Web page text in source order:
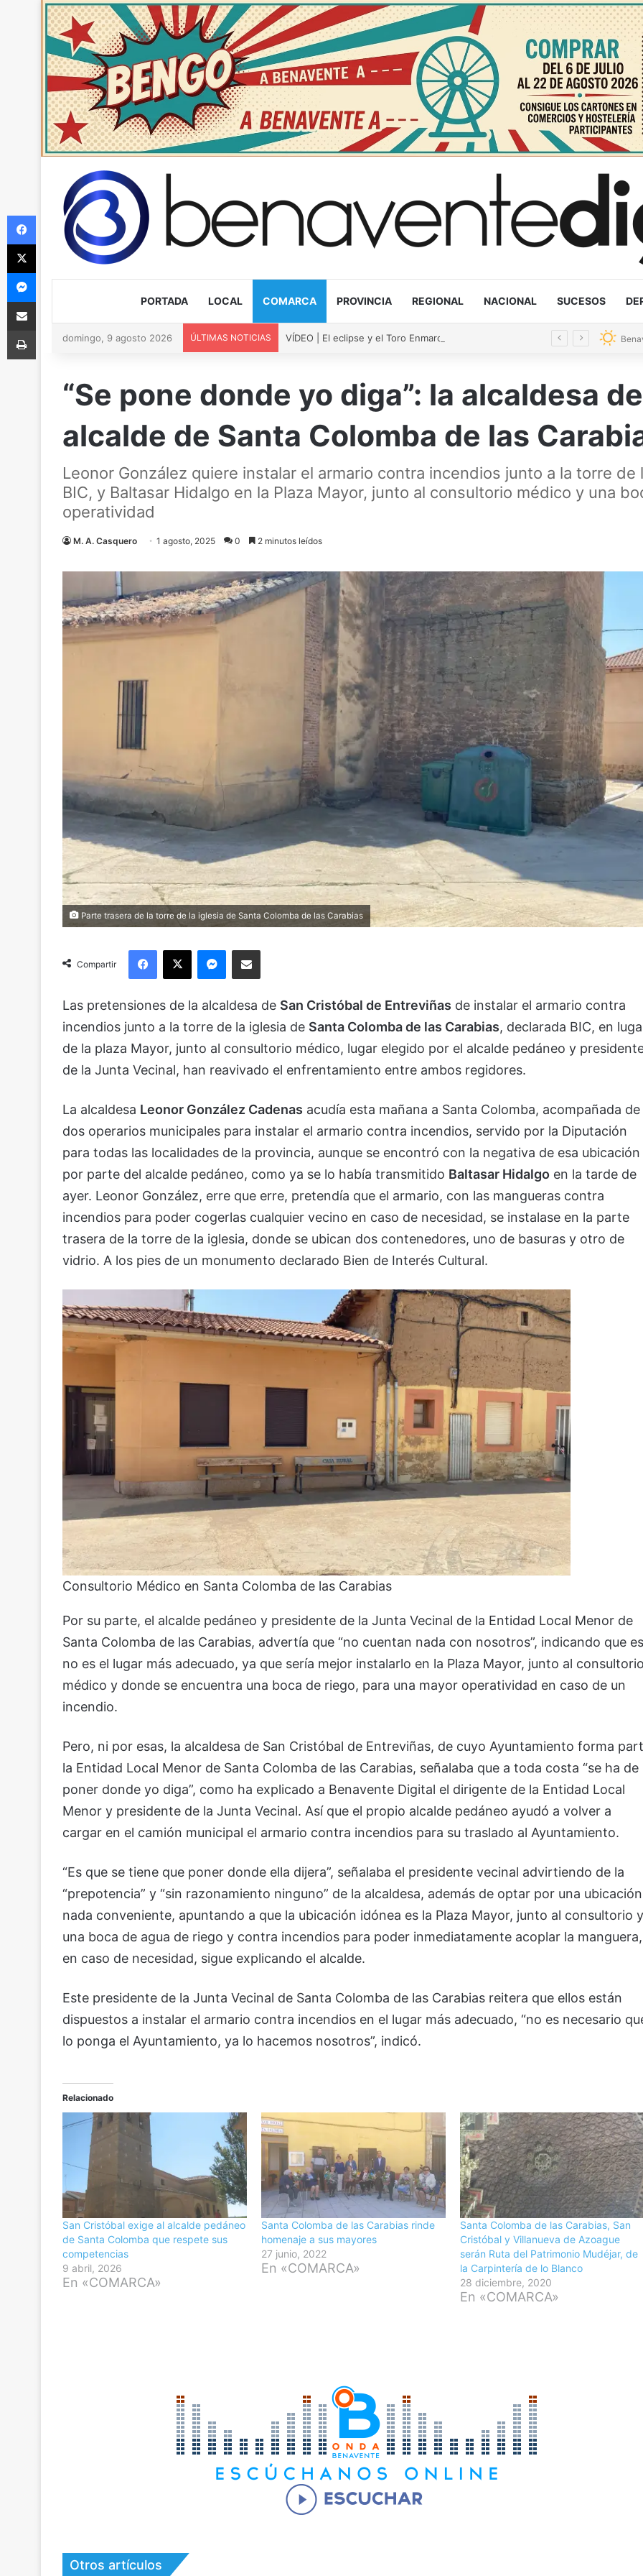
PORTADA LOCAL COMARCA PROVINCIA REGIONAL NACIONAL SUCESOS
domingo, 9 agosto 2026 ÚLTIMAS NOTICIAS
“Se pone donde yo diga”: la alcaldesa
alcalde de Santa Colomba de las
Leonor González quiere instalar el armario contra incendios junto a la torre
BIC, y Baltasar Hidalgo en la Plaza Mayor, junto al consultorio médico y una
operatividad
M. A. Casquero 1 agosto, 2025 0 2 minutos leídos
Parte trasera de la torre de la iglesia de Santa Colomba de las Carabias
Compartir
Facebook
X Messenger
Compartir via Email
Las pretensiones de la alcaldesa de San Cristóbal de Entreviñas de instalar el armario contra
incendios junto a la torre de la iglesia de Santa Colomba de las Carabias, declarada BIC, en
de la plaza Mayor, junto al consultorio médico, lugar elegido por el alcalde pedáneo y
de la Junta Vecinal, han reavivado el enfrentamiento entre ambos regidores.
La alcaldesa Leonor González Cadenas acudía esta mañana a Santa Colomba, acompañada de
dos operarios municipales para instalar el armario contra incendios, servido por la Diputación
para todas las localidades de la provincia, aunque se encontró con la negativa de esa ubicación
por parte del alcalde pedáneo, como ya se lo había transmitido Baltasar Hidalgo en la tarde de
ayer. Leonor González, erre que erre, pretendía que el armario, con las mangueras contra
incendios para poder cogerlas cualquier vecino en caso de necesidad, se instalase en la parte
trasera de la torre de la iglesia, donde se ubican dos contenedores, uno de basuras y otro de
vidrio. A los pies de un monumento declarado Bien de Interés Cultural.
Consultorio Médico en Santa Colomba de las Carabias
Por su parte, el alcalde pedáneo y presidente de la Junta Vecinal de la Entidad Local Menor de
Santa Colomba de las Carabias, advertía que “no cuentan nada con nosotros”, indicando que
no es el lugar más adecuado, ya que sería mejor instalarlo en la Plaza Mayor, junto al
médico y donde se encuentra una boca de riego, para una mayor operatividad en caso de un
incendio.
Pero, ni por esas, la alcaldesa de San Cristóbal de Entreviñas, de cuyo Ayuntamiento forma
la Entidad Local Menor de Santa Colomba de las Carabias, señalaba que a toda costa “se ha de
poner donde yo diga”, como ha explicado a Benavente Digital el dirigente de la Entidad Local
Menor y presidente de la Junta Vecinal. Así que el propio alcalde pedáneo ayudó a volver a
cargar en el camión municipal el armario contra incendios para su traslado al Ayuntamiento.
“Es que se tiene que poner donde ella dijera”, señalaba el presidente vecinal advirtiendo de la
“prepotencia” y “sin razonamiento ninguno” de la alcaldesa, además de optar por una ubicación
nada conveniente, apuntando a que la ubicación idónea es la Plaza Mayor, junto al consultorio y
una boca de agua de riego y contra incendios para poder inmediatamente acoplar la manguera,
en caso de necesidad, sigue explicando el alcalde.
Este presidente de la Junta Vecinal de Santa Colomba de las Carabias reitera que ellos están
dispuestos a instalar el armario contra incendios en el lugar más adecuado, “no es necesario
lo ponga el Ayuntamiento, ya lo hacemos nosotros”, indicó.
Relacionado
San Cristóbal exige al alcalde pedáneo
de Santa Colomba que respete sus
competencias
9 abril, 2026
En «COMARCA»
Santa Colomba de las Carabias rinde
homenaje a sus mayores
27 junio, 2022
En «COMARCA»
Santa Colomba de las Carabias, San
Cristóbal y Villanueva de Azoague
serán Ruta del Patrimonio Mudéjar, de
la Carpintería de lo Blanco
28 diciembre, 2020
En «COMARCA»
Otros artículos
Facebook
X
Messenger
Compartir via Email